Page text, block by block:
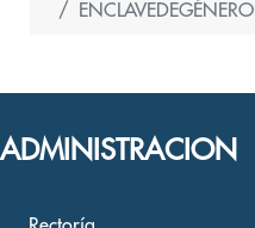
ENCLAVEDEGÉNERO
ADMINISTRACION